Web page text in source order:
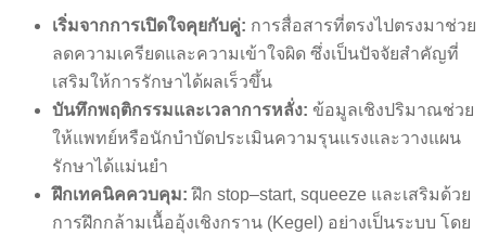
เริ่มจากการเปิดใจคุยกับคู่: การสื่อสารที่ตรงไปตรงมาช่วย
ลดความเครียดและความเข้าใจผิด ซึ่งเป็นปัจจัยสำคัญที่
เสริมให้การรักษาได้ผลเร็วขึ้น
บันทึกพฤติกรรมและเวลาการหลั่ง: ข้อมูลเชิงปริมาณช่วย
ให้แพทย์หรือนักบำบัดประเมินความรุนแรงและวางแผน
รักษาได้แม่นยำ
ฝึกเทคนิคควบคุม: ฝึก stop–start, squeeze และเสริมด้วย
การฝึกกล้ามเนื้ออุ้งเชิงกราน (Kegel) อย่างเป็นระบบ โดย